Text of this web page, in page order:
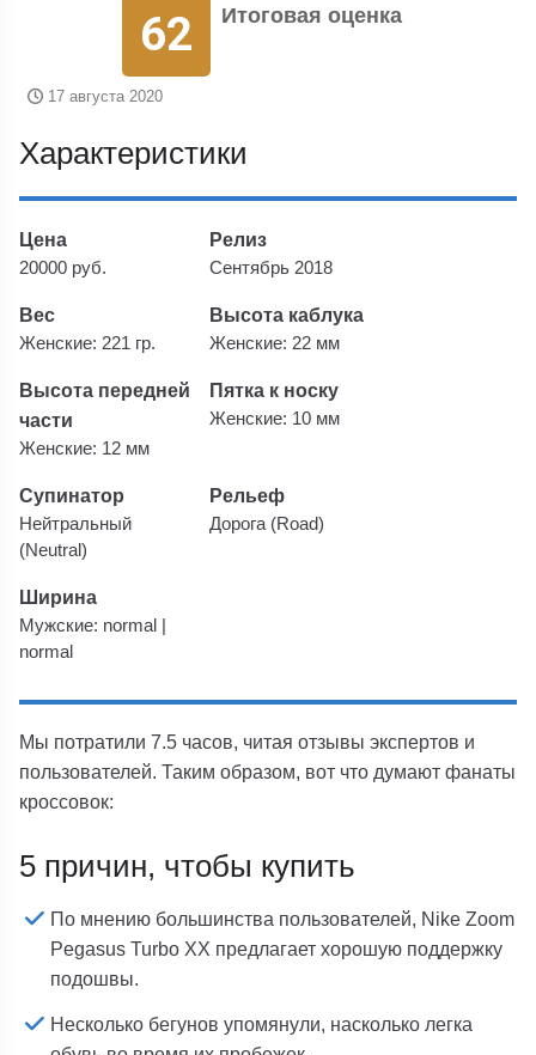
62 Итоговая оценка
17 августа 2020
Характеристики
Цена
20000 руб.
Релиз
Сентябрь 2018
Вес
Женские: 221 гр.
Высота каблука
Женские: 22 мм
Высота передней
части
Женские: 12 мм
Пятка к носку
Женские: 10 мм
Супинатор
Нейтральный
(Neutral)
Рельеф
Дорога (Road)
Ширина
Мужские: normal |
normal
Мы потратили 7.5 часов, читая отзывы экспертов и
пользователей. Таким образом, вот что думают фанаты
кроссовок:
5 причин, чтобы купить
По мнению большинства пользователей, Nike Zoom
Pegasus Turbo XX предлагает хорошую поддержку
подошвы.
Несколько бегунов упомянули, насколько легка